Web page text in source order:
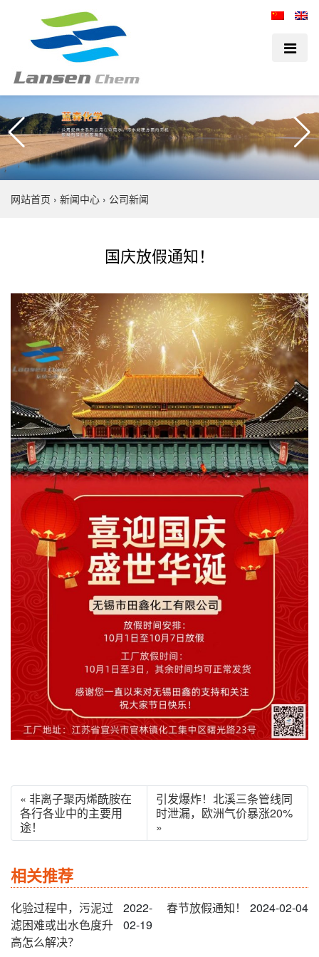
网站首页 › 新闻中心 › 公司新闻
国庆放假通知！
« 非离子聚丙烯酰胺在
各行各业中的主要用
途！
引发爆炸！北溪三条管线同
时泄漏，欧洲气价暴涨20%
»
相关推荐
化验过程中，污泥过
滤困难或出水色度升
高怎么解决？
2022-
02-19
春节放假通知！ 2024-02-04